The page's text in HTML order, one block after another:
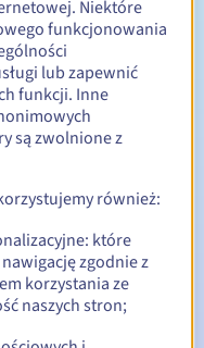
Od 1 do 10 lat
i 3 dni przed datą
o zawieszeniu
Niektóre
funkcjonowania
lub zapewnić
funkcji. Inne
są zwolnione z
również:
które
zgodnie z
korzystania ze
naszych stron;